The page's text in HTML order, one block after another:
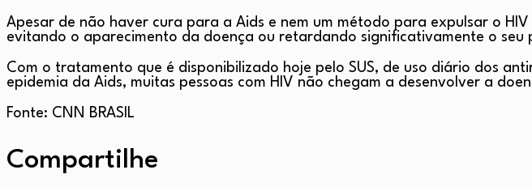
Apesar de não haver cura para a Aids e nem um método para expulsar o
evitando o aparecimento da doença ou retardando significativamente o seu
Com o tratamento que é disponibilizado hoje pelo SUS, de uso diário dos
epidemia da Aids, muitas pessoas com HIV não chegam a desenvolver a
Fonte: CNN BRASIL
Compartilhe